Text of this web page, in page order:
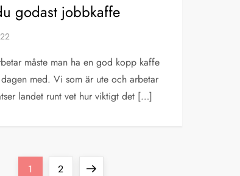
godast jobbkaffe
måste man ha en god kopp kaffe
med. Vi som är ute och arbetar
landet runt vet hur viktigt det […]
Page
1 Page
2
Next